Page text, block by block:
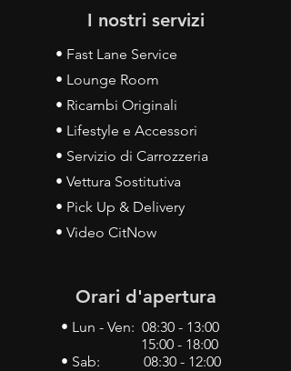
I nostri servizi
• Fast Lane Service
• Lounge Room
• Ricambi Originali
• Lifestyle e Accessori
• Servizio di Carrozzeria
• Vettura Sostitutiva
• Pick Up & Delivery
• Video CitNow
Orari d'apertura
• Lun - Ven: 08:30 - 13:00
15:00 - 18:00
• Sab: 08:30 - 12:00